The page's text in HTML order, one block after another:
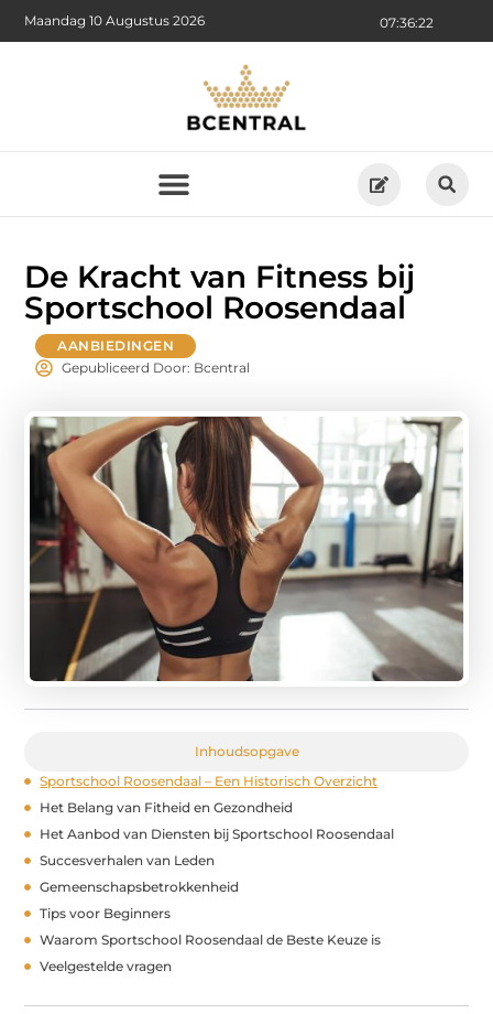
07:36:24
Maandag 10 Augustus 2026
De Kracht van Fitness bij
Sportschool Roosendaal
AANBIEDINGEN
Gepubliceerd Door: Bcentral
Inhoudsopgave
Sportschool Roosendaal – Een Historisch Overzicht
Het Belang van Fitheid en Gezondheid
Het Aanbod van Diensten bij Sportschool Roosendaal
Succesverhalen van Leden
Gemeenschapsbetrokkenheid
Tips voor Beginners
Waarom Sportschool Roosendaal de Beste Keuze is
Veelgestelde vragen